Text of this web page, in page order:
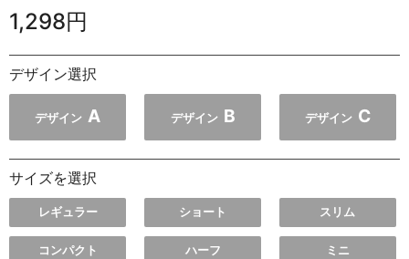
1,298円
デザイン選択
デザイン A デザイン B デザイン C
サイズを選択
レギュラー ショート スリム
コンパクト ハーフ ミニ